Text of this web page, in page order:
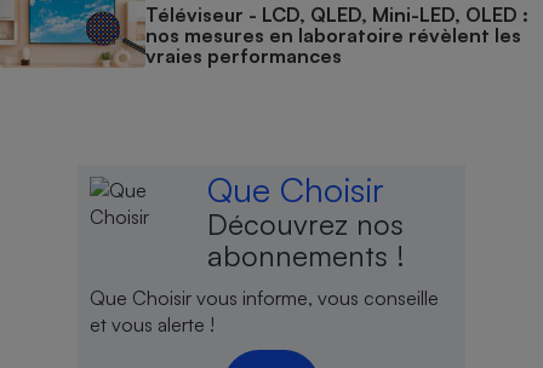
Téléviseur - LCD, QLED, Mini-LED, OLED :
nos mesures en laboratoire révèlent les
vraies performances
Que Choisir
Découvrez nos
abonnements !
Que Choisir vous informe, vous conseille
et vous alerte !